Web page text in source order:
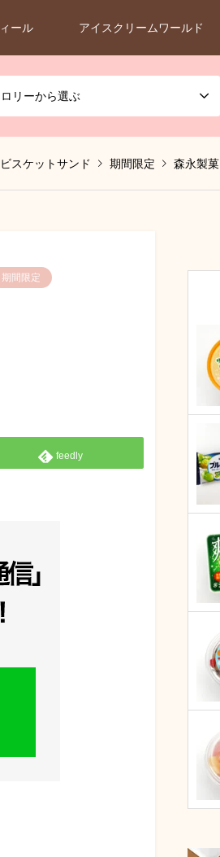
ール アイスクリームワールド
リーから選ぶ
ビスケットサンド 期間限定 森永製菓
期間限定
feedly